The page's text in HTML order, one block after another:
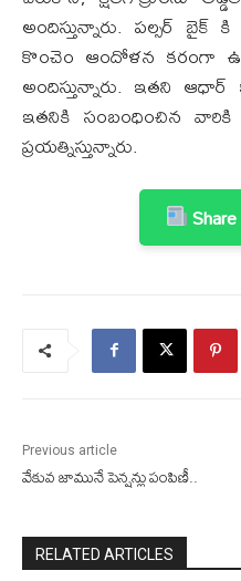
అందిస్తున్నారు. పల్సర్
కొంచెం ఆందోళన కరంగా
అందిస్తున్నారు. ఇతని
ఇతనికి సంబంధించిన
ప్రయత్నిస్తున్నారు.
Previous article
వేకువ జామునే పెన్షన్లు పంపిణీ..
RELATED ARTICLES